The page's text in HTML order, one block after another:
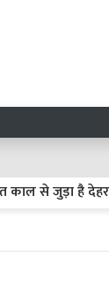
है देहरादून